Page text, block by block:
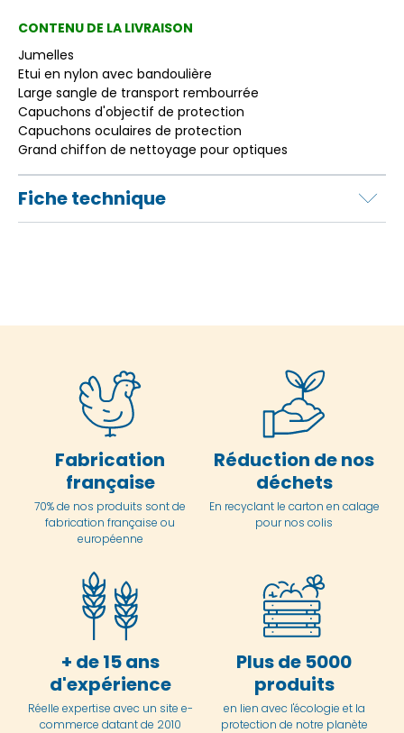
CONTENU DE LA LIVRAISON
Jumelles
Etui en nylon avec bandoulière
Large sangle de transport rembourrée
Capuchons d'objectif de protection
Capuchons oculaires de protection
Grand chiffon de nettoyage pour optiques
Fiche technique
Fabrication
française
70% de nos produits sont de
fabrication française ou
européenne
Réduction de nos
déchets
En recyclant le carton en calage
pour nos colis
+ de 15 ans
d'expérience
Réelle expertise avec un site e-
commerce datant de 2010
Plus de 5000
produits
en lien avec l'écologie et la
protection de notre planète